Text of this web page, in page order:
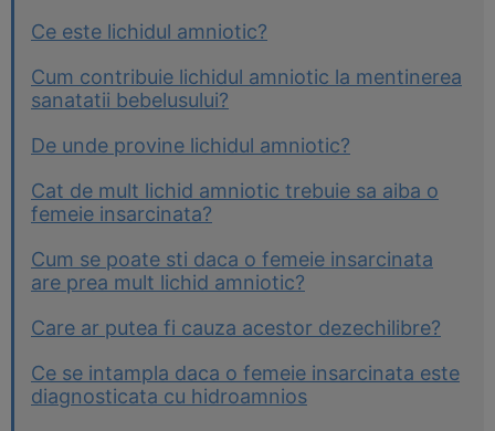
Ce este lichidul amniotic?
Cum contribuie lichidul amniotic la mentinerea
sanatatii bebelusului?
De unde provine lichidul amniotic?
Cat de mult lichid amniotic trebuie sa aiba o
femeie insarcinata?
Cum se poate sti daca o femeie insarcinata
are prea mult lichid amniotic?
Care ar putea fi cauza acestor dezechilibre?
Ce se intampla daca o femeie insarcinata este
diagnosticata cu hidroamnios